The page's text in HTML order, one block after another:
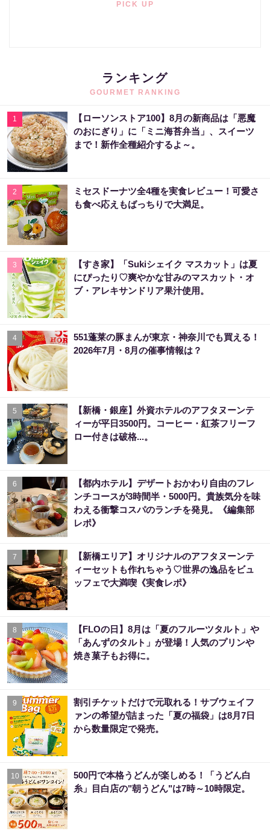
PICK UP
ランキング
GOURMET RANKING
1
【ローソンストア100】8月の新商品は「悪魔
のおにぎり」に「ミニ海苔弁当」、スイーツ
まで！新作全種紹介するよ～。
2
ミセスドーナツ全4種を実食レビュー！可愛さ
も食べ応えもばっちりで大満足。
3
【すき家】「Sukiシェイク マスカット」は夏
にぴったり♡爽やかな甘みのマスカット・オ
ブ・アレキサンドリア果汁使用。
4
551蓬莱の豚まんが東京・神奈川でも買える！
2026年7月・8月の催事情報は？
5
【新橋・銀座】外資ホテルのアフタヌーンテ
ィーが平日3500円。コーヒー・紅茶フリーフ
ロー付きは破格...。
6
【都内ホテル】デザートおかわり自由のフレ
ンチコースが3時間半・5000円。貴族気分を味
わえる衝撃コスパのランチを発見。《編集部
レポ》
7
【新橋エリア】オリジナルのアフタヌーンテ
ィーセットも作れちゃう♡世界の逸品をビュ
ッフェで大満喫《実食レポ》
8
【FLOの日】8月は「夏のフルーツタルト」や
「あんずのタルト」が登場！人気のプリンや
焼き菓子もお得に。
9
割引チケットだけで元取れる！サブウェイフ
ァンの希望が詰まった「夏の福袋」は8月7日
から数量限定で発売。
10
500円で本格うどんが楽しめる！「うどん白
糸」目白店の"朝うどん"は7時～10時限定。